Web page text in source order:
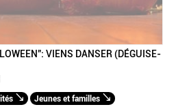
VIENS DANSER (DÉGUISE-
Jeunes et familles